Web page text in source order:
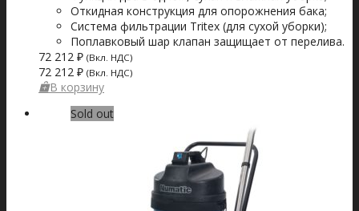
Откидная конструкция для опорожнения бака;
Система фильтрации Tritex (для сухой уборки);
Поплавковый шар клапан защищает от перелива.
72 212 ₽ (Вкл. НДС)
72 212 ₽ (Вкл. НДС)
В корзину
Sold out